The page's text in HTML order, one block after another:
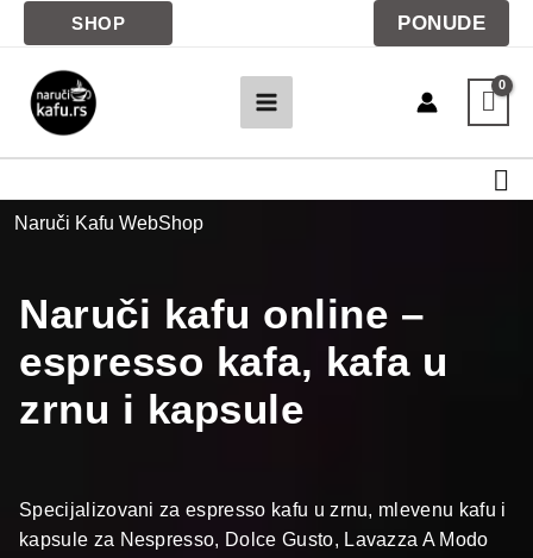
sadržaj
SHOP PONUDE
Naruči Kafu WebShop
Naruči kafu online –
espresso kafa, kafa u
zrnu i kapsule
Specijalizovani za espresso kafu u zrnu, mlevenu kafu i
kapsule za Nespresso, Dolce Gusto, Lavazza A Modo